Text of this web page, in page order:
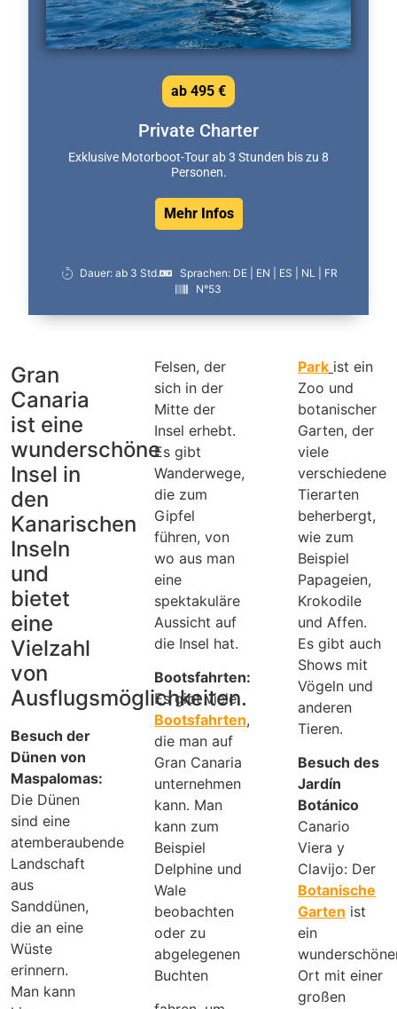
Private Charter
Exklusive Motorboot-Tour ab 3 Stunden bis zu 8
Personen.
Mehr Infos
ab 495 €
Dauer: ab 3 Std.
Sprachen: DE | EN | ES | NL | FR
N°53
Gran
Canaria
ist eine
wunderschöne
Insel in
den
Kanarischen
Inseln
und
bietet
eine
Vielzahl
von
Ausflugsmöglichkeiten.
Besuch der
Dünen von
Maspalomas:
Die Dünen
sind eine
atemberaubende
Landschaft
aus
Sanddünen,
die an eine
Wüste
erinnern.
Man kann
Felsen, der
sich in der
Mitte der
Insel erhebt.
Es gibt
Wanderwege,
die zum
Gipfel
führen, von
wo aus man
eine
spektakuläre
Aussicht auf
die Insel hat.
Bootsfahrten:
Es gibt viele
Bootsfahrten,
die man auf
Gran Canaria
unternehmen
kann. Man
kann zum
Beispiel
Delphine und
Wale
beobachten
oder zu
abgelegenen
Buchten
Park ist ein
Zoo und
botanischer
Garten, der
viele
verschiedene
Tierarten
beherbergt,
wie zum
Beispiel
Papageien,
Krokodile
und Affen.
Es gibt auch
Shows mit
Vögeln und
anderen
Tieren.
Besuch des
Jardín
Botánico
Canario
Viera y
Clavijo: Der
Botanische
Garten ist
ein
Ort mit einer
großen